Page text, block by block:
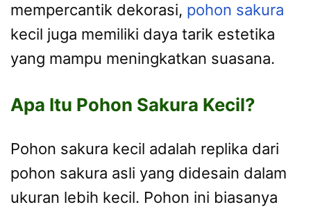
mempercantik dekorasi, pohon sakura
kecil juga memiliki daya tarik estetika
yang mampu meningkatkan suasana.
Apa Itu Pohon Sakura Kecil?
Pohon sakura kecil adalah replika dari
pohon sakura asli yang didesain dalam
ukuran lebih kecil. Pohon ini biasanya